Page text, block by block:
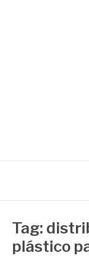
Tag:
plástico